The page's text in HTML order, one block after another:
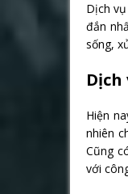
Dịch
đắn
sống,
Hiện
nhiên
Cũng
với